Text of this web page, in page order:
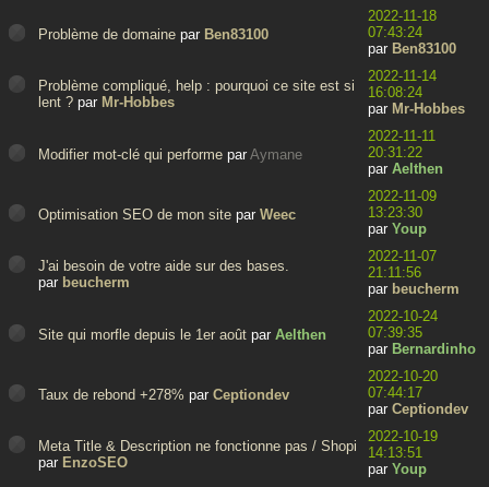
Problème de domaine par Ben83100
2022-11-18
07:43:24
par Ben83100
Problème compliqué, help : pourquoi ce site est si
lent ? par Mr-Hobbes
2022-11-14
16:08:24
par Mr-Hobbes
Modifier mot-clé qui performe parAymane
2022-11-11
20:31:22
par Aelthen
Optimisation SEO de mon site parWeec
2022-11-09
13:23:30
par Youp
J'ai besoin de votre aide sur des bases.
par beucherm
2022-11-07
21:11:56
par beucherm
Site qui morfle depuis le 1er août parAelthen
2022-10-24
07:39:35
par Bernardinho
Taux de rebond +278% parCeptiondev
2022-10-20
07:44:17
par Ceptiondev
Meta Title & Description ne fonctionne pas / Shopify
par EnzoSEO
2022-10-19
14:13:51
par Youp